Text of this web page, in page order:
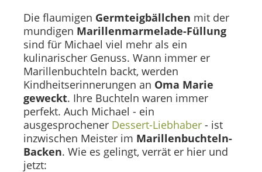
Die flaumigen Germteigbällchen mit der
mundigen Marillenmarmelade-Füllung
sind für Michael viel mehr als ein
kulinarischer Genuss. Wann immer er
Marillenbuchteln backt, werden
Kindheitserinnerungen an Oma Marie
geweckt. Ihre Buchteln waren immer
perfekt. Auch Michael - ein
ausgesprochener Dessert-Liebhaber - ist
inzwischen Meister im Marillenbuchteln-
Backen. Wie es gelingt, verrät er hier und
jetzt: